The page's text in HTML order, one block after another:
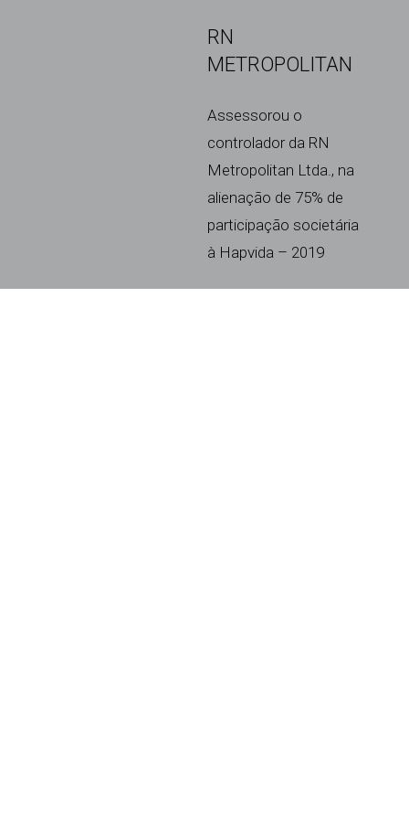
RN
METROPOLITAN
Assessorou o
controlador da RN
Metropolitan Ltda., na
alienação de 75% de
participação societária
à Hapvida – 2019